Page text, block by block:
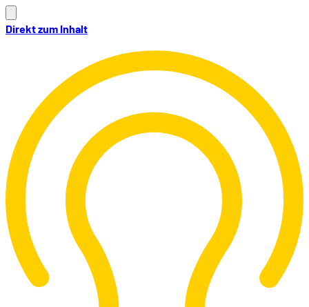
Direkt zum Inhalt